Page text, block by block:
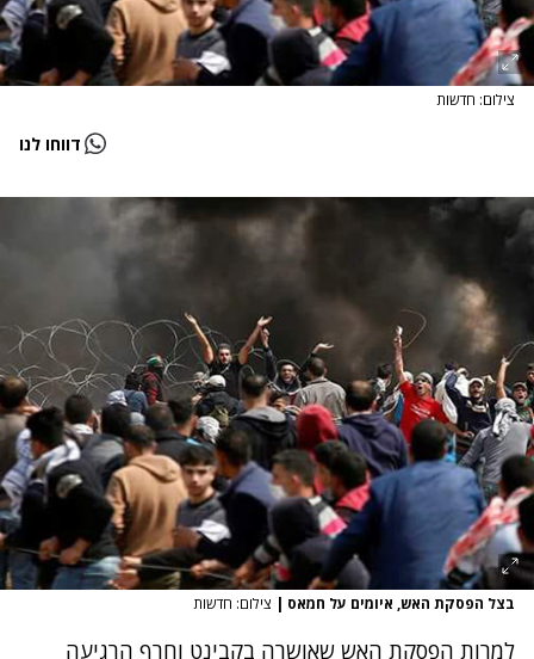
צילום: חדשות
דווחו לנו
בצל הפסקת האש, איומים על חמאס | צילום: חדשות
למרות הפסקת האש שאושרה בקבינט וחרף הרגיעה